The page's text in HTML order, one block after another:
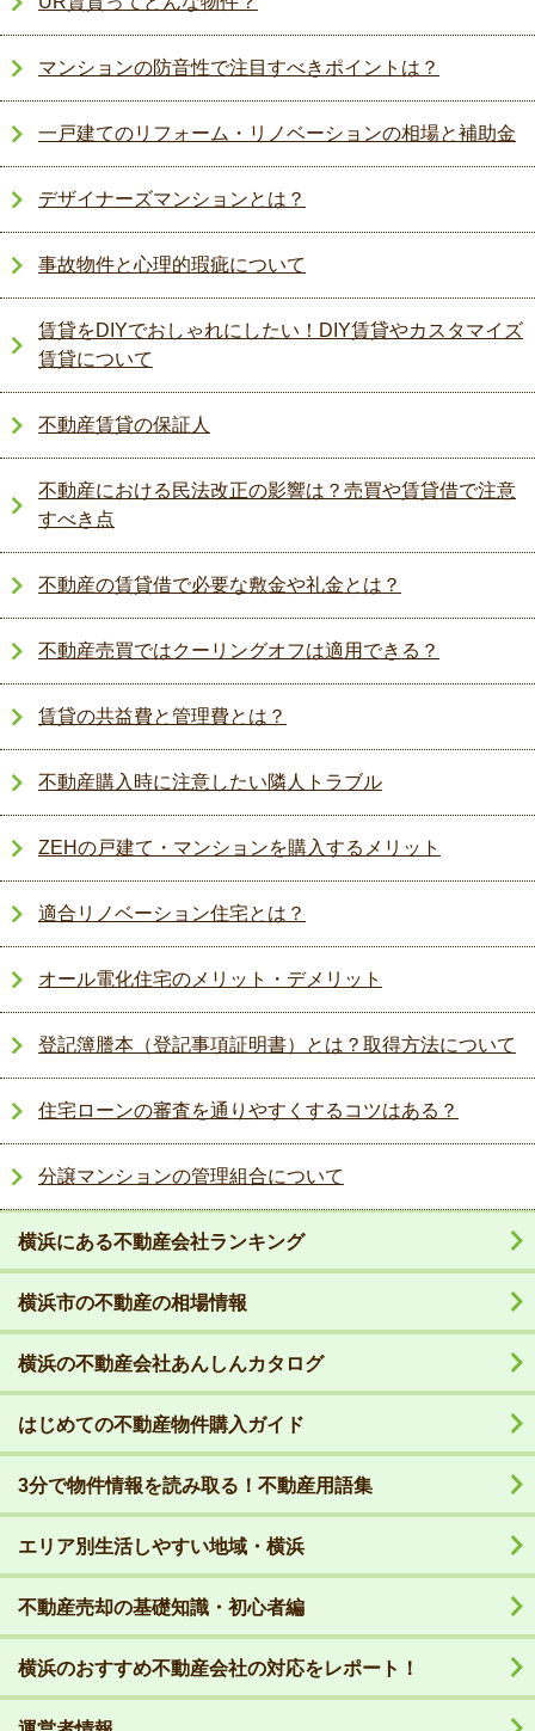
マンションの防音性で注目すべきポイントは？
一戸建てのリフォーム・リノベーションの相場と補助金
デザイナーズマンションとは？
事故物件と心理的瑕疵について
賃貸をDIYでおしゃれにしたい！DIY賃貸やカスタマイズ
賃貸について
不動産賃貸の保証人
不動産における民法改正の影響は？売買や賃貸借で注意
すべき点
不動産の賃貸借で必要な敷金や礼金とは？
不動産売買ではクーリングオフは適用できる？
賃貸の共益費と管理費とは？
不動産購入時に注意したい隣人トラブル
ZEHの戸建て・マンションを購入するメリット
適合リノベーション住宅とは？
オール電化住宅のメリット・デメリット
登記簿謄本（登記事項証明書）とは？取得方法について
住宅ローンの審査を通りやすくするコツはある？
分譲マンションの管理組合について
横浜にある不動産会社ランキング
横浜市の不動産の相場情報
横浜の不動産会社あんしんカタログ
はじめての不動産物件購入ガイド
3分で物件情報を読み取る！不動産用語集
エリア別生活しやすい地域・横浜
不動産売却の基礎知識・初心者編
横浜のおすすめ不動産会社の対応をレポート！